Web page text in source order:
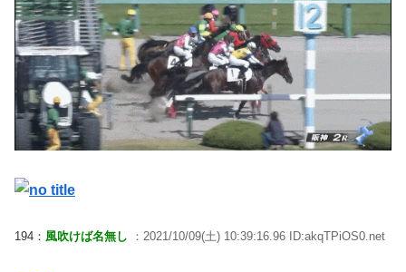
194： 風吹けば名無し ：2021/10/09(土) 10:39:16.96 ID:akqTPiOS0.net